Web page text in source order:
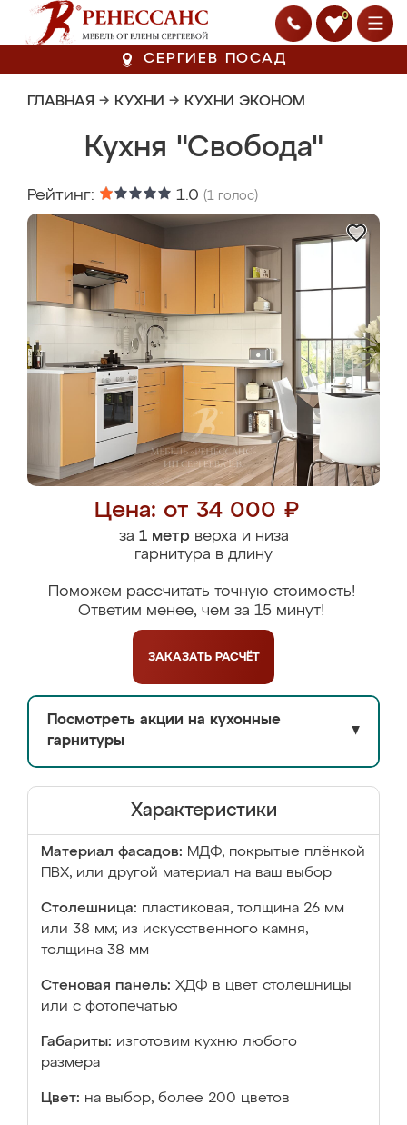
0
СЕРГИЕВ ПОСАД
ГЛАВНАЯ → КУХНИ → КУХНИ ЭКОНОМ
Кухня "Свобода"
Рейтинг: 1.0 (1 голос)
Цена: от 34 000 ₽
за 1 метрверха и низа
гарнитура в длину
Поможем рассчитать точную стоимость!
Ответим менее, чем за 15 минут!
ЗАКАЗАТЬ РАСЧЁТ
Посмотреть акции на кухонные
гарнитуры
▼
Характеристики
Материал фасадов: МДФ, покрытые плёнкой
ПВХ, или другой материал на ваш выбор
Столешница: пластиковая, толщина 26 мм
или 38 мм; из искусственного камня,
толщина 38 мм
Стеновая панель: ХДФ в цвет столешницы
или с фотопечатью
Габариты: изготовим кухню любого
размера
Цвет: на выбор, более 200 цветов